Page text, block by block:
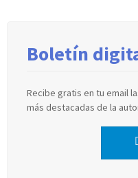
Boletín
Recibe gratis en tu email
más destacadas de la